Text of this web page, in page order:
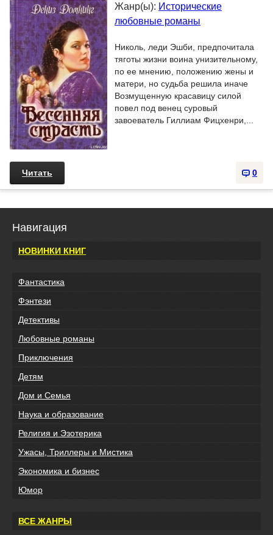
Жанр(ы): Исторические
любовные романы
Николь, леди Эшби, предпочитала
тяготы жизни воина унизительному,
по ее мнению, положению жены и
матери, но судьба решила иначе
Возмущенную красавицу силой
повел под венец суровый
завоеватель Гиллиам Фицхенри,...
0
Читать
Навигация
НОВИНКИ КНИГ
Фантастика
Фэнтези
Детективы
Любовные романы
Приключения
Детям
Дом и Семья
Наука и образование
Религия и Эзотерика
Ужасы, Триллеры и Мистика
Экономика и бизнес
Юмор
ВСЕ ЖАНРЫ